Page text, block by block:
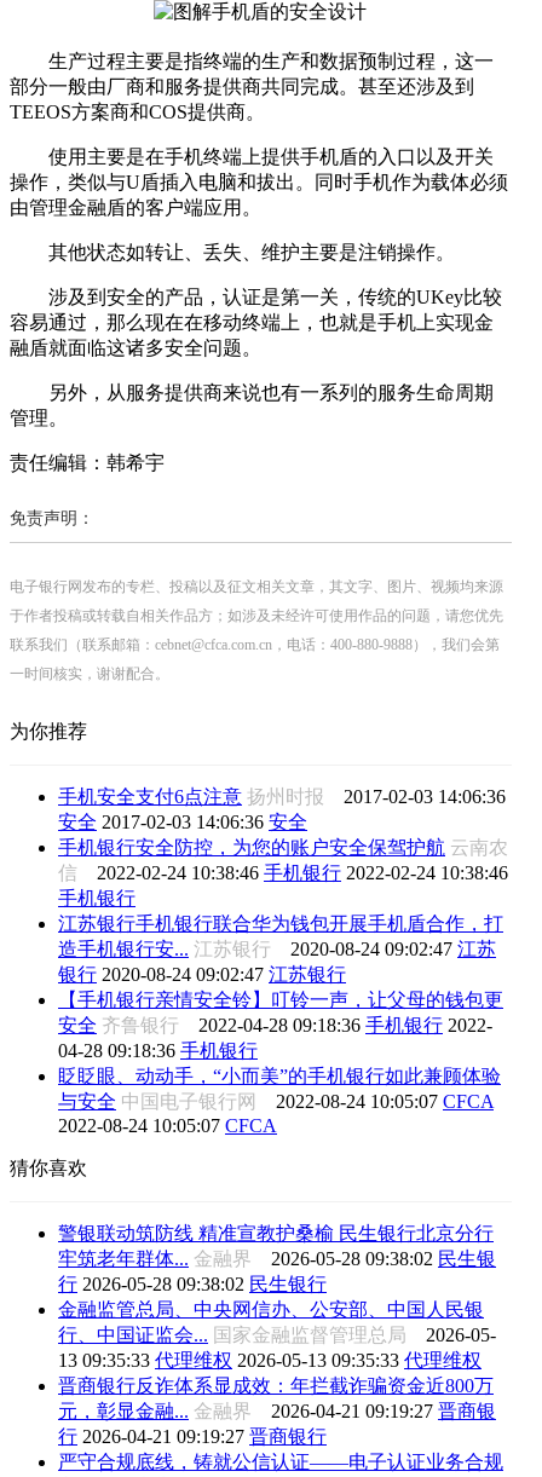
生产过程主要是指终端的生产和数据预制过程，这一
部分一般由厂商和服务提供商共同完成。甚至还涉及到
TEEOS方案商和COS提供商。
使用主要是在手机终端上提供手机盾的入口以及开关
操作，类似与U盾插入电脑和拔出。同时手机作为载体必须
由管理金融盾的客户端应用。
其他状态如转让、丢失、维护主要是注销操作。
涉及到安全的产品，认证是第一关，传统的UKey比较
容易通过，那么现在在移动终端上，也就是手机上实现金
融盾就面临这诸多安全问题。
另外，从服务提供商来说也有一系列的服务生命周期
管理。
责任编辑：韩希宇
免责声明：
电子银行网发布的专栏、投稿以及征文相关文章，其文字、图片、视频均来源
于作者投稿或转载自相关作品方；如涉及未经许可使用作品的问题，请您优先
联系我们（联系邮箱：cebnet@cfca.com.cn，电话：400-880-9888），我们会第
一时间核实，谢谢配合。
为你推荐
手机安全支付6点注意 扬州时报 2017-02-03 14:06:36
安全 2017-02-03 14:06:36 安全
手机银行安全防控，为您的账户安全保驾护航 云南农
信 2022-02-24 10:38:46 手机银行 2022-02-24 10:38:46
手机银行
江苏银行手机银行联合华为钱包开展手机盾合作，打
造手机银行安... 江苏银行 2020-08-24 09:02:47 江苏
银行 2020-08-24 09:02:47 江苏银行
【手机银行亲情安全铃】叮铃一声，让父母的钱包更
安全 齐鲁银行 2022-04-28 09:18:36 手机银行 2022-
04-28 09:18:36 手机银行
眨眨眼、动动手，“小而美”的手机银行如此兼顾体验
与安全 中国电子银行网 2022-08-24 10:05:07 CFCA
2022-08-24 10:05:07 CFCA
猜你喜欢
警银联动筑防线 精准宣教护桑榆 民生银行北京分行
牢筑老年群体... 金融界 2026-05-28 09:38:02 民生银
行 2026-05-28 09:38:02 民生银行
金融监管总局、中央网信办、公安部、中国人民银
行、中国证监会... 国家金融监督管理总局 2026-05-
13 09:35:33 代理维权 2026-05-13 09:35:33 代理维权
晋商银行反诈体系显成效：年拦截诈骗资金近800万
元，彰显金融... 金融界 2026-04-21 09:19:27 晋商银
行 2026-04-21 09:19:27 晋商银行
严守合规底线，铸就公信认证——电子认证业务合规